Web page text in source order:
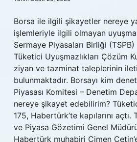
Borsa ile ilgili şikayetler nereye
işlemleriyle ilgili olmayan
Sermaye Piyasaları Birliği
Tüketici Uyuşmazlıkları Çözüm
ziyan ve tazminat taleplerinin
bulunmaktadır. Borsayı kim
Piyasası Komitesi – Denetim
nereye şikayet edebilirim?
175, Habertürk’te kapılarını
ve Piyasa Gözetimi Genel
Habertürk muhabiri Çimen